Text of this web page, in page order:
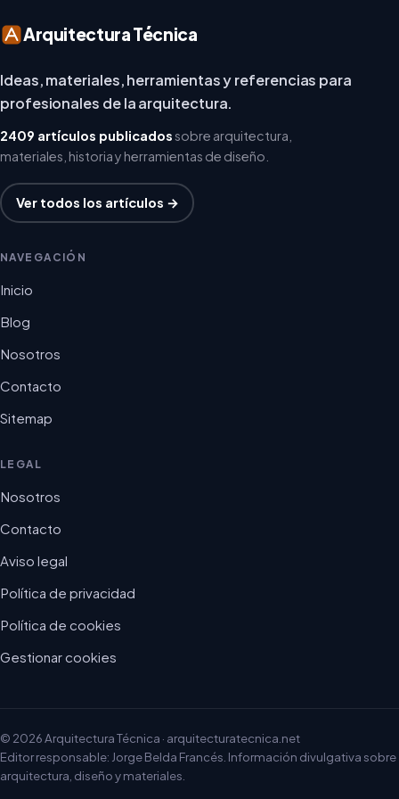
Arquitectura Técnica
Ideas, materiales, herramientas y referencias para
profesionales de la arquitectura.
2409 artículos publicados sobre arquitectura,
materiales, historia y herramientas de diseño.
Ver todos los artículos →
NAVEGACIÓN
Inicio
Blog
Nosotros
Contacto
Sitemap
LEGAL
Nosotros
Contacto
Aviso legal
Política de privacidad
Política de cookies
Gestionar cookies
© 2026 Arquitectura Técnica · arquitecturatecnica.net
Editor responsable: Jorge Belda Francés. Información divulgativa sobre
arquitectura, diseño y materiales.